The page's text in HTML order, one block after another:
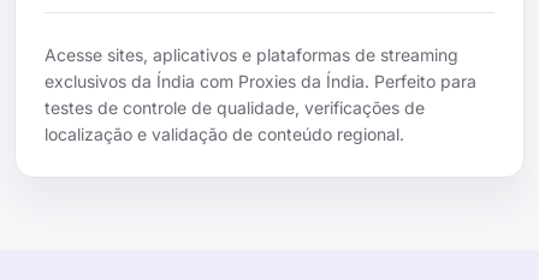
Acesse sites, aplicativos e plataformas de streaming
exclusivos da Índia com Proxies da Índia. Perfeito para
testes de controle de qualidade, verificações de
localização e validação de conteúdo regional.